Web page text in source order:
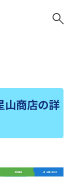
山商店の詳